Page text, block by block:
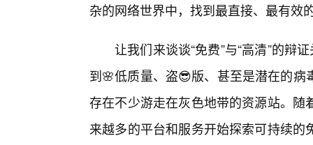
杂的网络世界中，找到最直接、最有效
让我们来谈谈“免费”与“高清”的辩
到🌸低质量、盗😎版、甚至是潜在的
存在不少游走在灰色地带的资源站。
来越多的平台和服务开始探索可持续